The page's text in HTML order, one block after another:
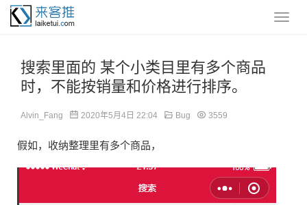
搜索里面的 某个小类目里有多个商品
时，不能按销量和价格进行排序。
Alvin_Fang 2020年5月4日 22:04 Bug 3559
假如，收纳整理里有多个商品，